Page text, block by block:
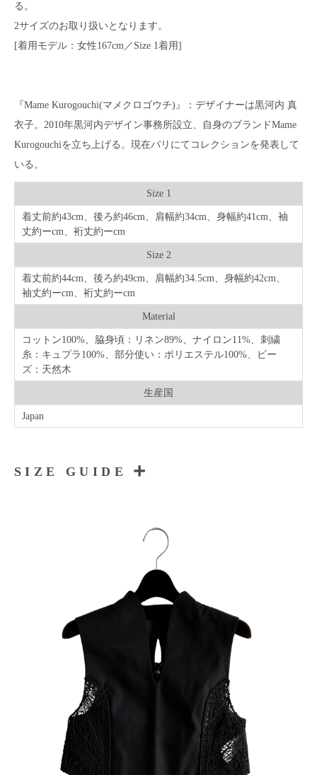
る。
2サイズのお取り扱いとなります。
[着用モデル：女性167cm／Size 1着用]
『Mame Kurogouchi(マメクロゴウチ)』：デザイナーは黒河内 真
衣子。2010年黒河内デザイン事務所設立、自身のブランドMame
Kurogouchiを立ち上げる。現在パリにてコレクションを発表して
いる。
Size 1
着丈前約43cm、後ろ約46cm、肩幅約34cm、身幅約41cm、袖
丈約ーcm、裄丈約ーcm
Size 2
着丈前約44cm、後ろ約49cm、肩幅約34.5cm、身幅約42cm、
袖丈約ーcm、裄丈約ーcm
Material
コットン100%、脇身頃：リネン89%、ナイロン11%、刺繍
糸：キュプラ100%、部分使い：ポリエステル100%、ビー
ズ：天然木
生産国
Japan
SIZE GUIDE